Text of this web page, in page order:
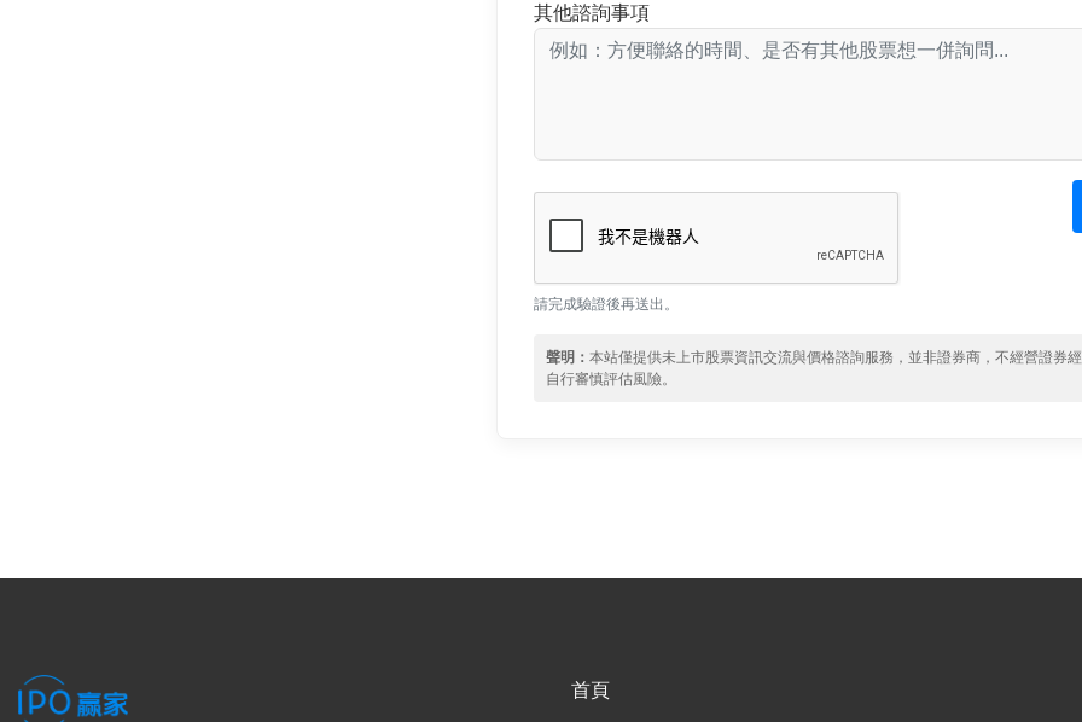
其他諮詢事項
請完成驗證後再送出。
聲明：本站僅提供未上市股票資訊交流與價格諮詢服務，並非證券商，不經營證券
自行審慎評估風險。
首頁